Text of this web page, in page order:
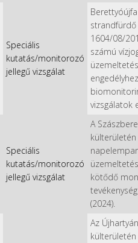
Speciális
kutatás/monitorozó
jellegű vizsgálat
strandfürdő
1604/08/
számú
vizsgálatok
Speciális
kutatás/monitorozó
jellegű vizsgálat
A
kötődő
(2024).
Az